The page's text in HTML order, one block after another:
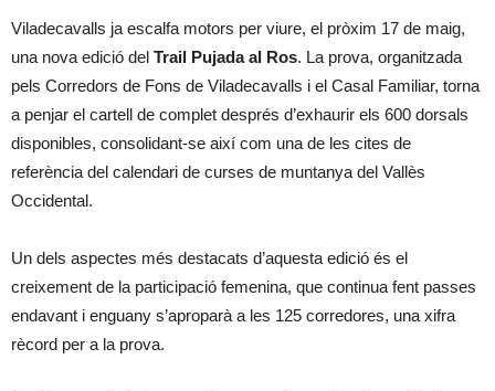
Viladecavalls ja escalfa motors per viure, el pròxim 17 de maig,
una nova edició del Trail Pujada al Ros. La prova, organitzada
pels Corredors de Fons de Viladecavalls i el Casal Familiar, torna
a penjar el cartell de complet després d’exhaurir els 600 dorsals
disponibles, consolidant-se així com una de les cites de
referència del calendari de curses de muntanya del Vallès
Occidental.
Un dels aspectes més destacats d’aquesta edició és el
creixement de la participació femenina, que continua fent passes
endavant i enguany s’aproparà a les 125 corredores, una xifra
rècord per a la prova.